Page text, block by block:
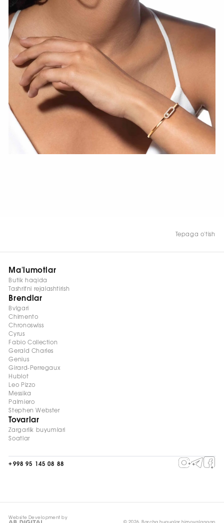
Tepaga o'tish
Ma'lumotlar
Butik haqida
Tashrifni rejalashtirish
Brendlar
Bvlgari
Chimento
Chronoswiss
Cyrus
Fabio Collection
Gerald Charles
Genius
Girard-Perregaux
Hublot
Leo Pizzo
Messika
Palmiero
Stephen Webster
Tovarlar
Zargarlik buyumlari
Soatlar
+998 95 145 08 88
Website Development by
© 2026, Barcha huquqlar himoyalangan